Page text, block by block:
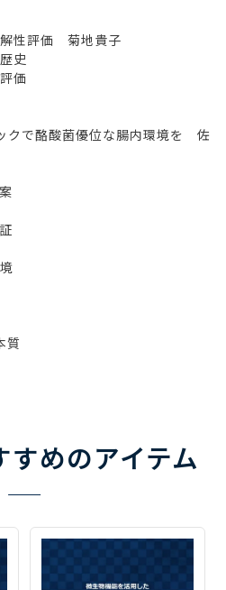
性評価 菊地貴子
史
価
で酪酸菌優位な腸内環境を 佐
質
すめのアイテム